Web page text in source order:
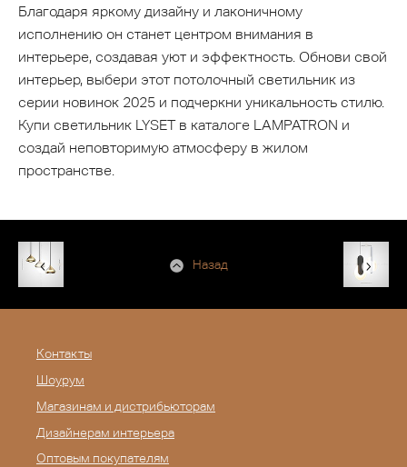
Благодаря яркому дизайну и лаконичному
исполнению он станет центром внимания в
интерьере, создавая уют и эффектность. Обнови свой
интерьер, выбери этот потолочный светильник из
серии новинок 2025 и подчеркни уникальность стилю.
Купи светильник LYSET в каталоге LAMPATRON и
создай неповторимую атмосферу в жилом
пространстве.
Назад
Контакты
Шоурум
Магазинам и дистрибьюторам
Дизайнерам интерьера
Оптовым покупателям